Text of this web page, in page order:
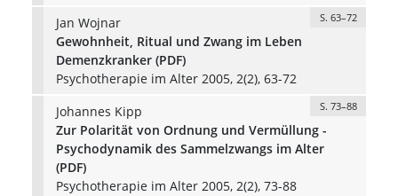
Jan Wojnar
S. 63–72
Gewohnheit, Ritual und Zwang im Leben
Demenzkranker (PDF)
Psychotherapie im Alter 2005, 2(2), 63-72
Johannes Kipp
S. 73–88
Zur Polarität von Ordnung und Vermüllung -
Psychodynamik des Sammelzwangs im Alter
(PDF)
Psychotherapie im Alter 2005, 2(2), 73-88